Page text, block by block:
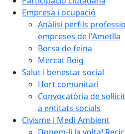
Empresa i ocupació
Anàlisi perfils
empreses de l'Ametlla
Borsa de feina
Mercat Boig
Salut i benestar social
Hort comunitari
Convocatòria de
a entitats socials
Civisme i Medi Ambient